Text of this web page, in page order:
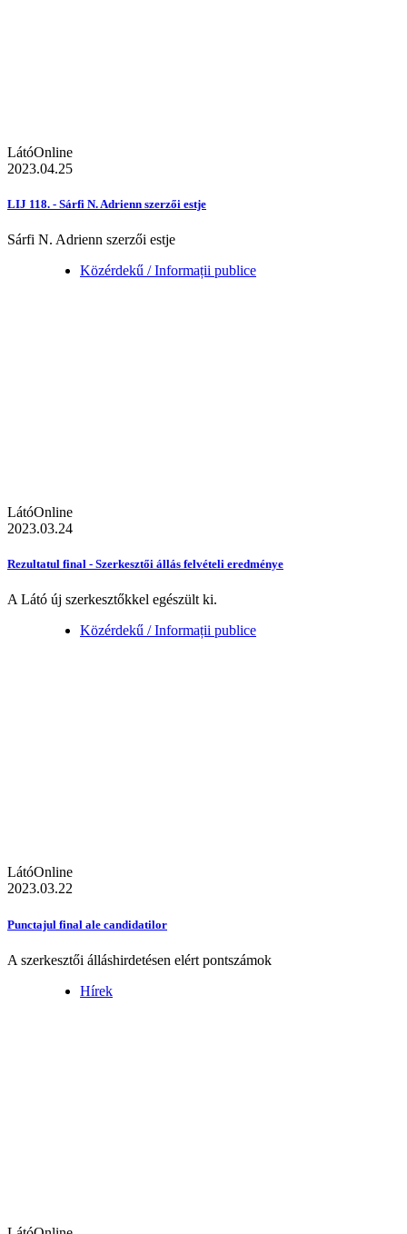
LátóOnline
2023.04.25
LIJ 118. - Sárfi N. Adrienn szerzői estje
Sárfi N. Adrienn szerzői estje
Közérdekű / Informații publice
LátóOnline
2023.03.24
Rezultatul final - Szerkesztői állás felvételi eredménye
A Látó új szerkesztőkkel egészült ki.
Közérdekű / Informații publice
LátóOnline
2023.03.22
Punctajul final ale candidatilor
A szerkesztői álláshirdetésen elért pontszámok
Hírek